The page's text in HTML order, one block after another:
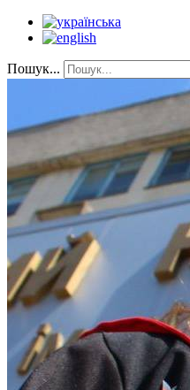
Пошук...